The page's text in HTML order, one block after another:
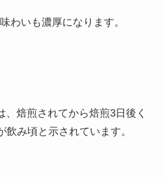
わいも濃厚になります。
、焙煎されてから焙煎3日後く
飲み頃と示されています。